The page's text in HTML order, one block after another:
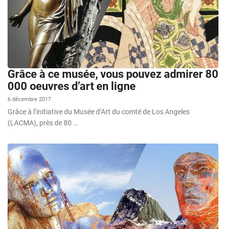
Grâce à ce musée, vous pouvez admirer 80
000 oeuvres d’art en ligne
6 décembre 2017
Grâce à l’initiative du Musée d’Art du comté de Los Angeles
(LACMA), près de 80 …